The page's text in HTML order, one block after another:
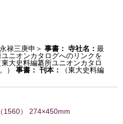
禄三庚申＞ 事書： 寺社名：最
ユニオンカタログへのリンクを
東大史料編纂所ユニオンカタロ
）
事書： 刊本：
（東大史料編
（1560） 274×450mm